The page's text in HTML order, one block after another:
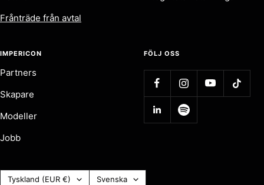
Frånträde från avtal
IMPERICON
Partners
Skapare
Modeller
Jobb
FÖLJ OSS
Land
Tyskland (EUR €) Språk
Svenska